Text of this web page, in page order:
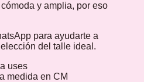
y amplia, por eso
para ayudarte a
del talle ideal.
uses
medida en CM